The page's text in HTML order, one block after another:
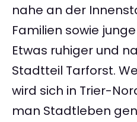
nahe an der
Familien sowie
Etwas ruhiger und
Stadtteil Tarforst.
wird sich in Trier-
man Stadtleben